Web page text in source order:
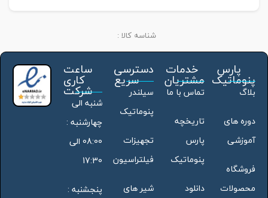
شناسه کالا :
پارس
پنوماتیک
بلاگ
دوره های
آموزشی
فروشگاه
محصولات
خدمات
مشتریان
تماس با ما
تاریخچه
پارس
پنوماتیک
دانلود
دسترسی
سریع
سیلندر
پنوماتیک
تجهیزات
فیلتراسیون
شیر های
ساعت
کاری
شرکت
شنبه الی
چهارشنبه :
08:00 الی
17:30
پنجشنبه :